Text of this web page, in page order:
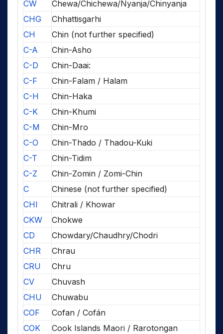
CW
Chewa/Chichewa/Nyanja/Chinyanja
CHG
Chhattisgarhi
CH
Chin (not further specified)
C-A
Chin-Asho
C-D
Chin-Daai:
C-F
Chin-Falam / Halam
C-H
Chin-Haka
C-K
Chin-Khumi
C-M
Chin-Mro
C-O
Chin-Thado / Thadou-Kuki
C-T
Chin-Tidim
C-Z
Chin-Zomin / Zomi-Chin
C
Chinese (not further specified)
CHI
Chitrali / Khowar
CKW
Chokwe
CD
Chowdary/Chaudhry/Chodri
CHR
Chrau
CRU
Chru
CV
Chuvash
CHU
Chuwabu
COF
Cofan / Cofán
COK
Cook Islands Maori / Rarotongan